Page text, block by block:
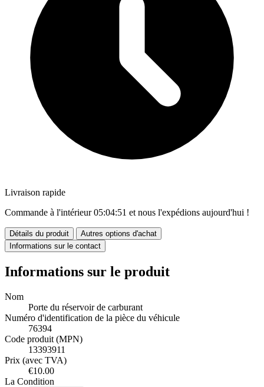
Livraison rapide
Commande à l'intérieur05:04:50 et nous l'expédions aujourd'hui !
Détails du produit
Autres options d'achat
Informations sur le contact
Informations sur le produit
Nom
Porte du réservoir de carburant
Numéro d'identification de la pièce du véhicule
76394
Code produit (MPN)
13393911
Prix (avec TVA)
€10.00
La Condition